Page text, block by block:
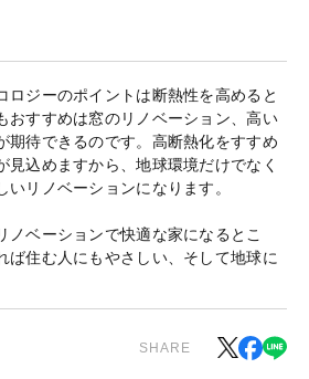
ロジーのポイントは断熱性を高めると
おすすめは窓のリノベーション、高い
期待できるのです。高断熱化をすすめ
見込めますから、地球環境だけでなく
リノベーションになります。
ノベーションで快適な家になるとこ
ば住む人にもやさしい、そして地球に
SHARE